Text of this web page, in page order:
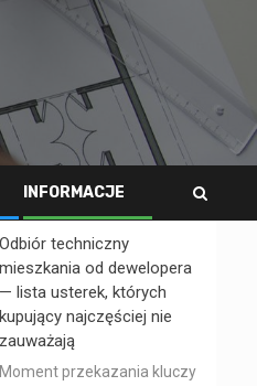
INFORMACJE
Odbiór techniczny
mieszkania od dewelopera
— lista usterek, których
kupujący najczęściej nie
zauważają
Moment przekazania kluczy